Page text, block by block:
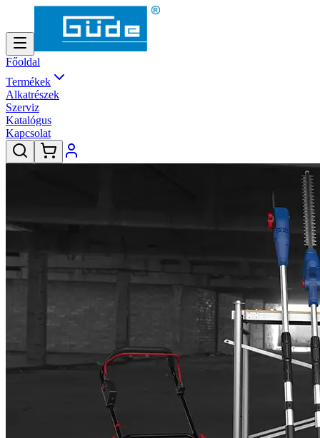
Főoldal
Termékek
Alkatrészek
Szerviz
Katalógus
Kapcsolat